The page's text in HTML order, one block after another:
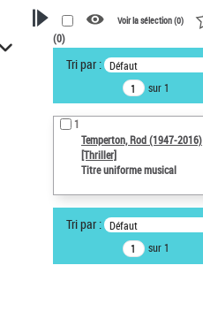
VOTRE RECHERCHE
Recherche avancée dans les
notices d’autorité
Œuvres liées à l'auteur :
Temperton, Rod (1947-2016)
Auteur d’œuvre
Type de notice d'autorité
Titre uniforme musical
Voir la sélection (0)
(0)
Tri par : Défaut
sur 1
1
Temperton, Rod (1947-2016)
[Thriller]
Titre uniforme musical
Tri par : Défaut
sur 1